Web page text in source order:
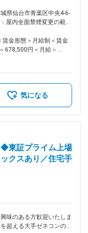
は
ースト企業」に認定さ
を強化しております。今
」の内、環境業務に精通
影響を最小限に抑えるた
において、環境に配慮し
きているか点検・指導を
、順守状況の定期確認、
分析・発信等 ・社内研
る環境教育の支援 ・環
務 ・現場におけるCO2
環境です。また、環境管
ショナルとして活躍い
げることも可能です。 ■
県仙台市青葉区中央4-6-
屋内全面禁煙変更の範
賃金形態＞月給制＜賃金
678,500円＜月給＞
歳：1150万※地域限定職
の提示になります。賃
考を通じて上下する可能
気になる
◆東証プライム上場
クスあり／住宅手
味のある方歓迎いたしま
超える大手ゼネコンの安